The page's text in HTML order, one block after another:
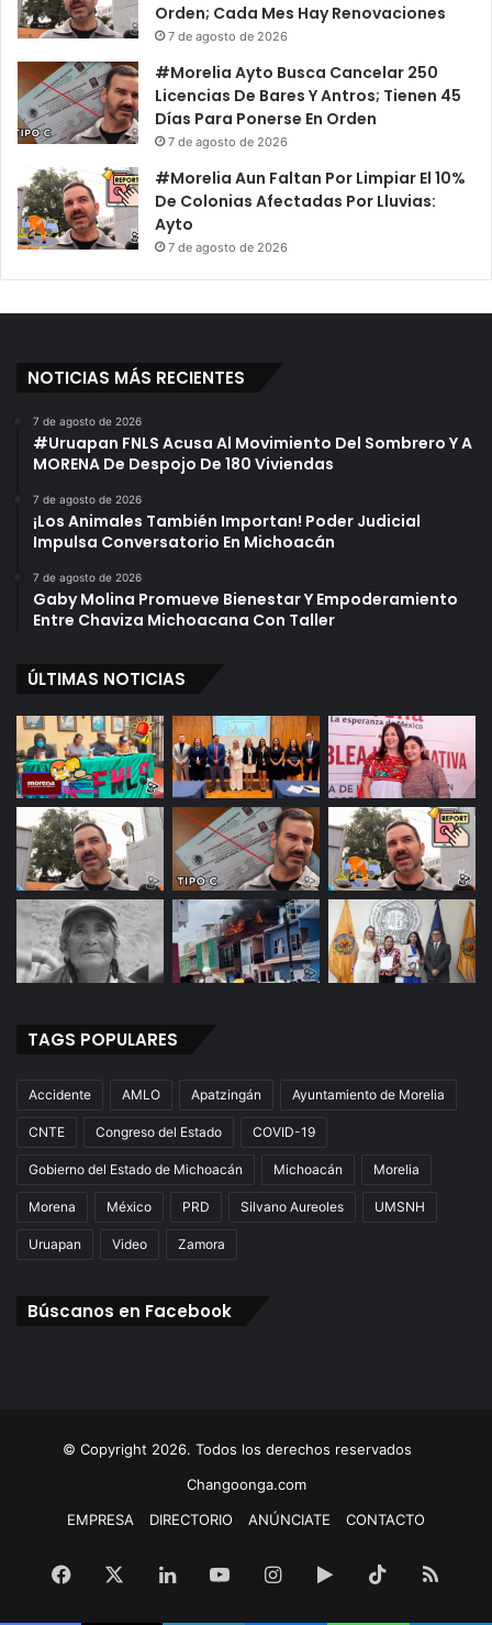
Orden; Cada Mes Hay Renovaciones
7 de agosto de 2026
#Morelia Ayto Busca Cancelar 250
Licencias De Bares Y Antros; Tienen 45
Días Para Ponerse En Orden
7 de agosto de 2026
#Morelia Aun Faltan Por Limpiar El 10%
De Colonias Afectadas Por Lluvias:
Ayto
7 de agosto de 2026
NOTICIAS MÁS RECIENTES
7 de agosto de 2026
#Uruapan FNLS Acusa Al Movimiento Del Sombrero Y A
MORENA De Despojo De 180 Viviendas
7 de agosto de 2026
¡Los Animales También Importan! Poder Judicial
Impulsa Conversatorio En Michoacán
7 de agosto de 2026
Gaby Molina Promueve Bienestar Y Empoderamiento
Entre Chaviza Michoacana Con Taller
ÚLTIMAS NOTICIAS
TAGS POPULARES
Accidente AMLO Apatzingán Ayuntamiento de Morelia
CNTE Congreso del Estado COVID-19
Gobierno del Estado de Michoacán Michoacán Morelia
Morena México PRD Silvano Aureoles UMSNH
Uruapan Video Zamora
Búscanos en Facebook
© Copyright 2026. Todos los derechos reservados
Changoonga.com
EMPRESA
DIRECTORIO ANÚNCIATE CONTACTO
Facebook LinkedInYouTubeInstagram
Google TikTokRSS